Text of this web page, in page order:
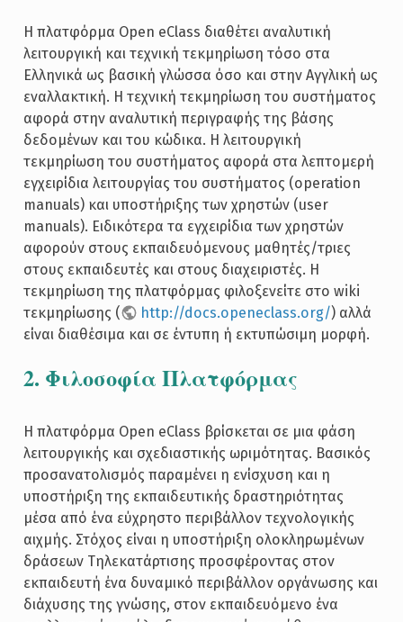
Η πλατφόρμα Open eClass διαθέτει αναλυτική
λειτουργική και τεχνική τεκμηρίωση τόσο στα
Ελληνικά ως βασική γλώσσα όσο και στην Αγγλική ως
εναλλακτική. Η τεχνική τεκμηρίωση του συστήματος
αφορά στην αναλυτική περιγραφής της βάσης
δεδομένων και του κώδικα. Η λειτουργική
τεκμηρίωση του συστήματος αφορά στα λεπτομερή
εγχειρίδια λειτουργίας του συστήματος (operation
manuals) και υποστήριξης των χρηστών (user
manuals). Ειδικότερα τα εγχειρίδια των χρηστών
αφορούν στους εκπαιδευόμενους μαθητές/τριες
στους εκπαιδευτές και στους διαχειριστές. Η
τεκμηρίωση της πλατφόρμας φιλοξενείτε στο wiki
τεκμηρίωσης (
http://docs.openeclass.org/) αλλά
είναι διαθέσιμα και σε έντυπη ή εκτυπώσιμη μορφή.
2. Φιλοσοφία Πλατφόρμας
Η πλατφόρμα Open eClass βρίσκεται σε μια φάση
λειτουργικής και σχεδιαστικής ωριμότητας. Βασικός
προσανατολισμός παραμένει η ενίσχυση και η
υποστήριξη της εκπαιδευτικής δραστηριότητας
μέσα από ένα εύχρηστο περιβάλλον τεχνολογικής
αιχμής. Στόχος είναι η υποστήριξη ολοκληρωμένων
δράσεων Τηλεκατάρτισης προσφέροντας στον
εκπαιδευτή ένα δυναμικό περιβάλλον οργάνωσης και
διάχυσης της γνώσης, στον εκπαιδευόμενο ένα